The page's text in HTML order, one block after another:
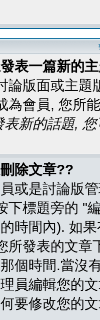
表一篇新的
論版面或主
為會員, 您所
表新的話題,
除文章??
或是討論版
下標題旁的 "
時間內). 如
所發表的文
個時間.當沒
員編輯您的
要修改您的